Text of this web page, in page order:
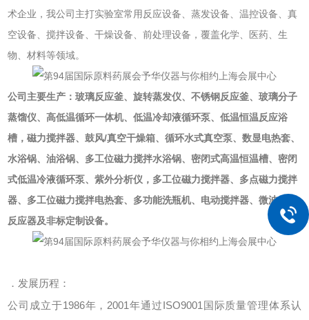
术企业，我公司主打实验室常用反应设备、蒸发设备、温控设备、真
空设备、搅拌设备、干燥设备、前处理设备，覆盖化学、医药、生
物、材料等领域。
公司主要生产：玻璃反应釜、旋转蒸发仪、不锈钢反应釜、玻璃分子
蒸馏仪、高低温循环一体机、低温冷却液循环泵、低温恒温反应浴
槽，磁力搅拌器、鼓风/真空干燥箱、循环水式真空泵、数显电热套、
水浴锅、油浴锅、多工位磁力搅拌水浴锅、密闭式高温恒温槽、密闭
式低温冷液循环泵、紫外分析仪，多工位磁力搅拌器、多点磁力搅拌
器、多工位磁力搅拌电热套、多功能洗瓶机、电动搅拌器、微波化学
反应器及非标定制设备。
．发展历程：
公司成立于1986年，2001年通过ISO9001国际质量管理体系认